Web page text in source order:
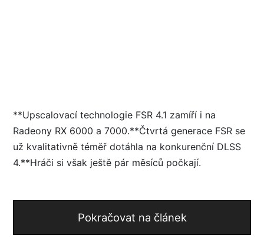
**Upscalovací technologie FSR 4.1 zamíří i na
Radeony RX 6000 a 7000.**Čtvrtá generace FSR se
už kvalitativně téměř dotáhla na konkurenční DLSS
4.**Hráči si však ještě pár měsíců počkají.
Pokračovat na článek